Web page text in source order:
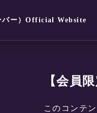
バー）Official Website
【会員
このコンテ